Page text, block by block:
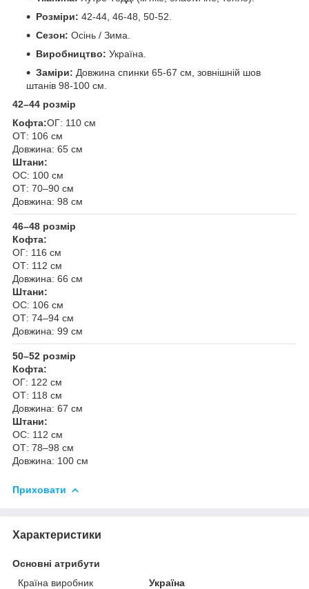
Розміри: 42-44, 46-48, 50-52.
Сезон: Осінь / Зима.
Виробництво: Україна.
Заміри: Довжина спинки 65-67 см, зовнішній шов
штанів 98-100 см.
42–44 розмір
Кофта:ОГ: 110 см
ОТ: 106 см
Довжина: 65 см
Штани:
ОС: 100 см
ОТ: 70–90 см
Довжина: 98 см
46–48 розмір
Кофта:
ОГ: 116 см
ОТ: 112 см
Довжина: 66 см
Штани:
ОС: 106 см
ОТ: 74–94 см
Довжина: 99 см
50–52 розмір
Кофта:
ОГ: 122 см
ОТ: 118 см
Довжина: 67 см
Штани:
ОС: 112 см
ОТ: 78–98 см
Довжина: 100 см
Приховати
Характеристики
Основні атрибути
Країна виробник
Україна